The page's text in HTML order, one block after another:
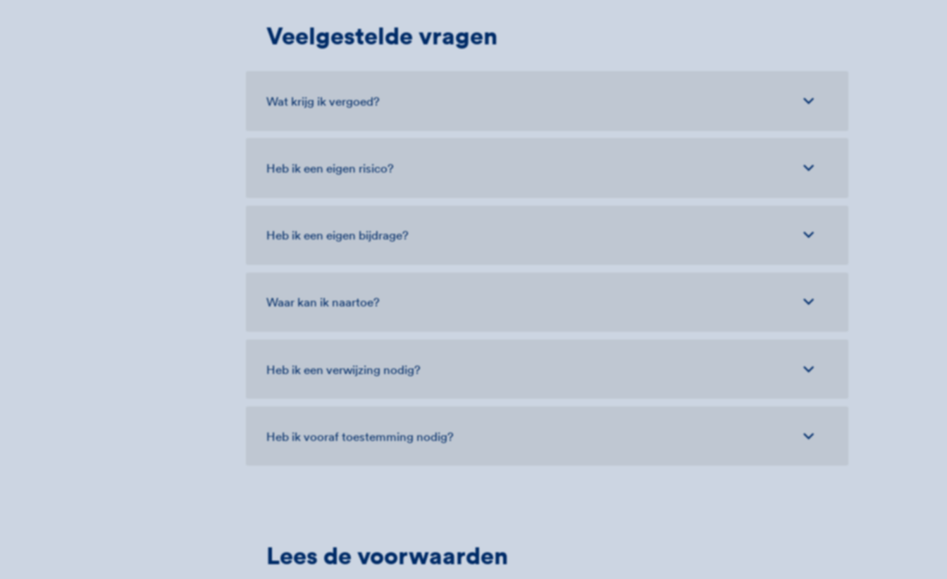
Veelgestelde vragen
Wat krijg ik vergoed?
Heb ik een eigen risico?
Heb ik een eigen bijdrage?
Waar kan ik naartoe?
Heb ik een verwijzing nodig?
Heb ik vooraf toestemming nodig?
Lees de voorwaarden